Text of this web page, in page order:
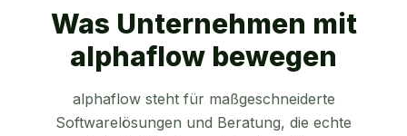
Was Unternehmen mit
alphaflow bewegen
alphaflow steht für maßgeschneiderte
Softwarelösungen und Beratung, die echte